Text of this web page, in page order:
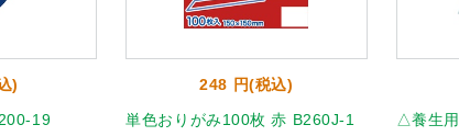
)
19
248 円(税込)
単色おりがみ100枚 赤 B260J-1
△養生